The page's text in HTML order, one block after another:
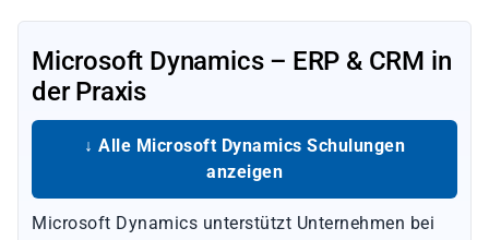
Microsoft Dynamics – ERP & CRM in
der Praxis
↓ Alle Microsoft Dynamics Schulungen
anzeigen
Microsoft Dynamics unterstützt Unternehmen bei